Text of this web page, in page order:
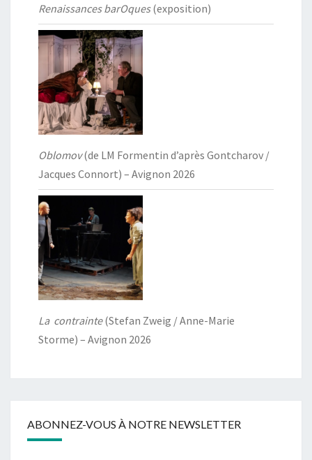
Renaissances barOques(exposition)
Oblomov(de LM Formentin d’après Gontcharov /
Jacques Connort) – Avignon 2026
La contrainte(Stefan Zweig / Anne-Marie
Storme) – Avignon 2026
ABONNEZ-VOUS À NOTRE NEWSLETTER